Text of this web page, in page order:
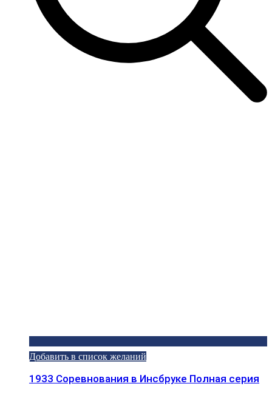
Добавить в список желаний
1933 Соревнования в Инсбруке Полная серия